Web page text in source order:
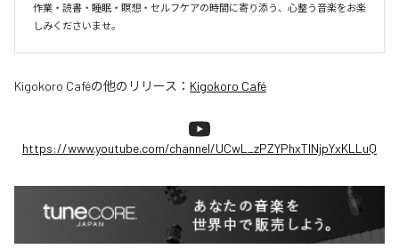
作業・読書・睡眠・瞑想・セルフケアの時間に寄り添う、心整う音楽をお楽
しみくださいませ。
Kigokoro Caféの他のリリース： Kigokoro Café
https://www.youtube.com/channel/UCwL_zPZYPhxTlNjpYxKLLuQ